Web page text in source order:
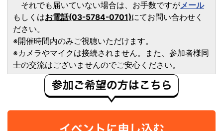
それでも届いていない場合は、お手数ですがメール
もしくはお電話(03-5784-0701)にてお問い合わせく
ださい。
※開催時間内のみご視聴いただけます。
※カメラやマイクは接続されません。また、参加者様同
士の交流はございませんのでご安心ください。